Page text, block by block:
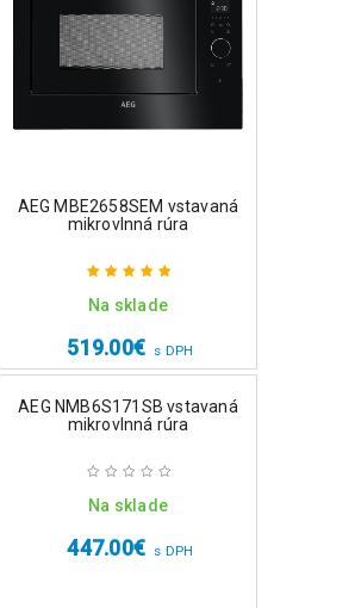
AEG MBE2658SEM vstavaná
mikrovlnná rúra
Hodnotenie
Na sklade
519.00€ s DPH
AEG NMB6S171SB vstavaná
mikrovlnná rúra
Na sklade
447.00€ s DPH